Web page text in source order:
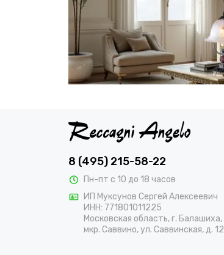
8 (495) 215-58-22
Пн-пт с 10 до 18 часов
ИП Муксунов Сергей Алексеевич
ИНН: 771801011225
Московская область, г. Балашиха,
мкр. Саввино, ул. Саввинская, д. 12